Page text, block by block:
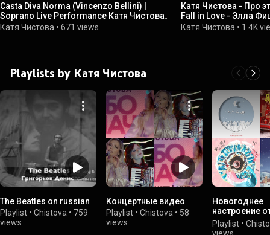
Casta Diva Norma (Vincenzo Bellini) |
Soprano Live Performance Катя Чистова
(The Voice Russia 4)
Катя Чистова • 671 views
Катя Чистова - Про
Fall in Love - Элла
Fitzgerald)
Катя Чистова • 1.4K
Playlists by Катя Чистова
The Beatles on russian
Playlist • Chistova • 759
views
Концертные видео
Playlist • Chistova • 58
views
Новогоднее
настроение
Чистовой
Playlist •
views